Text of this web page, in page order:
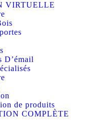
VIRTUELLE
D’émail
de produits
COMPLÈTE